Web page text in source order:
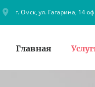
г. Омск, ул. Гагарина, 14
Главная